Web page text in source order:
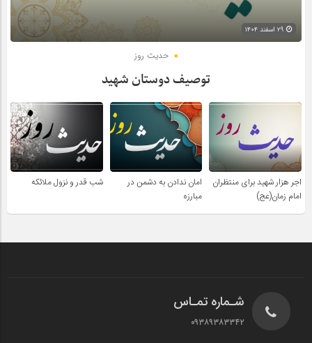
حدیث روز
توصیف دوستان شهید
اجر هزار شهید برای منتظران
امام زمان(عج)
امان ندادن به دشمن در
مبارزه
شب قدر و نزول ملائکه
شـماره تمـاس
۰۹۳۸۹۳۸۳۳۴۲